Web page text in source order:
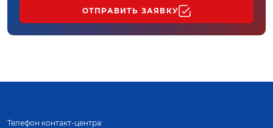
ОТПРАВИТЬ ЗАЯВКУ
Телефон контакт-центра: